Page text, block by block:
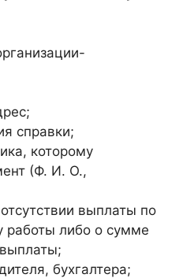
справки;
которому
(Ф. И. О.,
выплаты по
работы либо о сумме
бухгалтера;